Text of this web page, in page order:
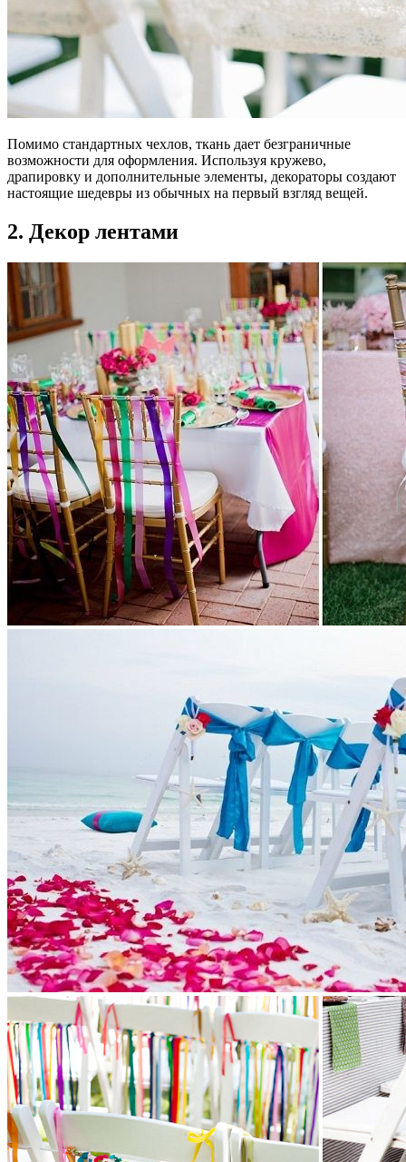
Помимо стандартных чехлов, ткань дает безграничные
возможности для оформления. Используя кружево,
драпировку и дополнительные элементы, декораторы создают
настоящие шедевры из обычных на первый взгляд вещей.
2. Декор лентами